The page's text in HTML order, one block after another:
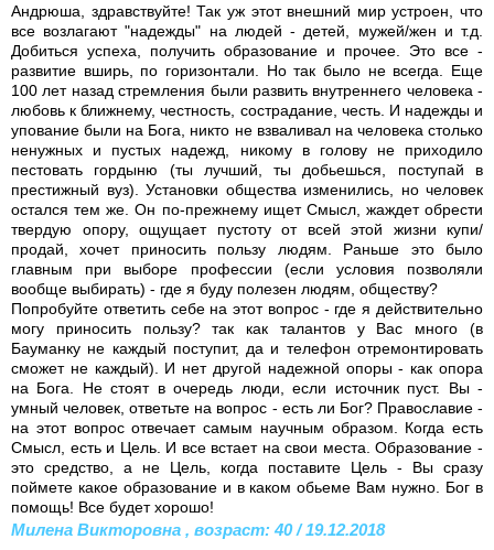
Андрюша, здравствуйте! Так уж этот внешний мир устроен, что
все возлагают "надежды" на людей - детей, мужей/жен и т.д.
Добиться успеха, получить образование и прочее. Это все -
развитие вширь, по горизонтали. Но так было не всегда. Еще
100 лет назад стремления были развить внутреннего человека -
любовь к ближнему, честность, сострадание, честь. И надежды и
упование были на Бога, никто не взваливал на человека столько
ненужных и пустых надежд, никому в голову не приходило
пестовать гордыню (ты лучший, ты добьешься, поступай в
престижный вуз). Установки общества изменились, но человек
остался тем же. Он по-прежнему ищет Смысл, жаждет обрести
твердую опору, ощущает пустоту от всей этой жизни купи/
продай, хочет приносить пользу людям. Раньше это было
главным при выборе профессии (если условия позволяли
вообще выбирать) - где я буду полезен людям, обществу?
Попробуйте ответить себе на этот вопрос - где я действительно
могу приносить пользу? так как талантов у Вас много (в
Бауманку не каждый поступит, да и телефон отремонтировать
сможет не каждый). И нет другой надежной опоры - как опора
на Бога. Не стоят в очередь люди, если источник пуст. Вы -
умный человек, ответьте на вопрос - есть ли Бог? Православие -
на этот вопрос отвечает самым научным образом. Когда есть
Смысл, есть и Цель. И все встает на свои места. Образование -
это средство, а не Цель, когда поставите Цель - Вы сразу
поймете какое образование и в каком обьеме Вам нужно. Бог в
помощь! Все будет хорошо!
Милена Викторовна , возраст: 40 / 19.12.2018